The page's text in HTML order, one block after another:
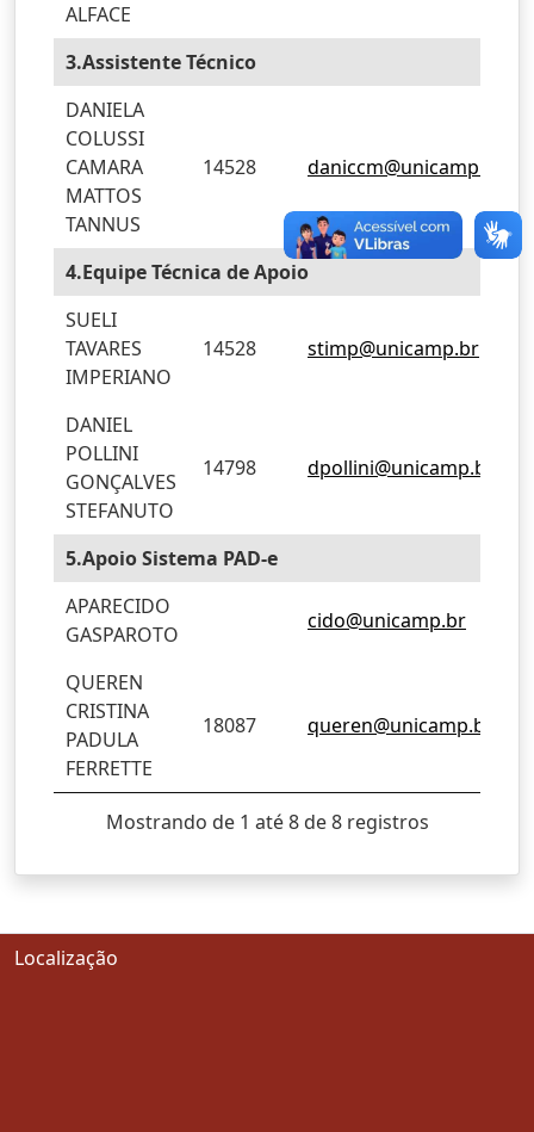
ALFACE
3.Assistente Técnico
DANIELA
COLUSSI
CAMARA
MATTOS
TANNUS
14528 daniccm@unicamp.br
4.Equipe Técnica de Apoio
SUELI
TAVARES
IMPERIANO
14528 stimp@unicamp.br
DANIEL
POLLINI
GONÇALVES
STEFANUTO
14798 dpollini@unicamp.br
5.Apoio Sistema PAD-e
APARECIDO
GASPAROTO
cido@unicamp.br
QUEREN
CRISTINA
PADULA
FERRETTE
18087 queren@unicamp.br
Mostrando de 1 até 8 de 8 registros
Localização